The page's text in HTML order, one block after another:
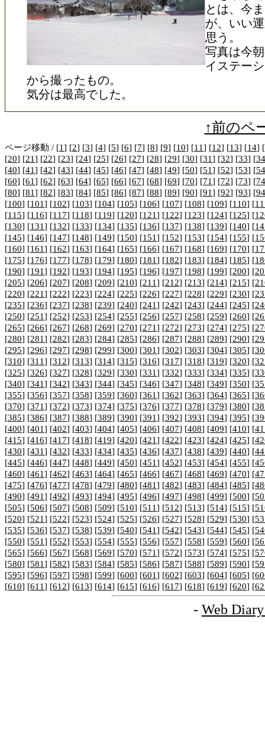
とは、今
が、いい
思う。
写真は今
イステー
から撮ったもの。
気分は最高でした。
↑前のペ
ページ移動 / [1] [2] [3] [4] [5] [6] [7] [8] [9] [10] [11] [12] [13] [14] [
[20] [21] [22] [23] [24] [25] [26] [27] [28] [29] [30] [31] [32] [33] [34
[40] [41] [42] [43] [44] [45] [46] [47] [48] [49] [50] [51] [52] [53] [54
[60] [61] [62] [63] [64] [65] [66] [67] [68] [69] [70] [71] [72] [73] [74
[80] [81] [82] [83] [84] [85] [86] [87] [88] [89] [90] [91] [92] [93] [94
[100] [101] [102] [103] [104] [105] [106] [107] [108] [109] [110] [
[115] [116] [117] [118] [119] [120] [121] [122] [123] [124] [125] [
[130] [131] [132] [133] [134] [135] [136] [137] [138] [139] [140] [
[145] [146] [147] [148] [149] [150] [151] [152] [153] [154] [155] [
[160] [161] [162] [163] [164] [165] [166] [167] [168] [169] [170] [
[175] [176] [177] [178] [179] [180] [181] [182] [183] [184] [185] [
[190] [191] [192] [193] [194] [195] [196] [197] [198] [199] [200] [
[205] [206] [207] [208] [209] [210] [211] [212] [213] [214] [215] [
[220] [221] [222] [223] [224] [225] [226] [227] [228] [229] [230] [
[235] [236] [237] [238] [239] [240] [241] [242] [243] [244] [245] [
[250] [251] [252] [253] [254] [255] [256] [257] [258] [259] [260] [
[265] [266] [267] [268] [269] [270] [271] [272] [273] [274] [275] [
[280] [281] [282] [283] [284] [285] [286] [287] [288] [289] [290] [
[295] [296] [297] [298] [299] [300] [301] [302] [303] [304] [305] [
[310] [311] [312] [313] [314] [315] [316] [317] [318] [319] [320] [
[325] [326] [327] [328] [329] [330] [331] [332] [333] [334] [335] [
[340] [341] [342] [343] [344] [345] [346] [347] [348] [349] [350] [
[355] [356] [357] [358] [359] [360] [361] [362] [363] [364] [365] [
[370] [371] [372] [373] [374] [375] [376] [377] [378] [379] [380] [
[385] [386] [387] [388] [389] [390] [391] [392] [393] [394] [395] [
[400] [401] [402] [403] [404] [405] [406] [407] [408] [409] [410] [
[415] [416] [417] [418] [419] [420] [421] [422] [423] [424] [425] [
[430] [431] [432] [433] [434] [435] [436] [437] [438] [439] [440] [
[445] [446] [447] [448] [449] [450] [451] [452] [453] [454] [455] [
[460] [461] [462] [463] [464] [465] [466] [467] [468] [469] [470] [
[475] [476] [477] [478] [479] [480] [481] [482] [483] [484] [485] [
[490] [491] [492] [493] [494] [495] [496] [497] [498] [499] [500] [
[505] [506] [507] [508] [509] [510] [511] [512] [513] [514] [515] [
[520] [521] [522] [523] [524] [525] [526] [527] [528] [529] [530] [
[535] [536] [537] [538] [539] [540] [541] [542] [543] [544] [545] [
[550] [551] [552] [553] [554] [555] [556] [557] [558] [559] [560] [
[565] [566] [567] [568] [569] [570] [571] [572] [573] [574] [575] [
[580] [581] [582] [583] [584] [585] [586] [587] [588] [589] [590] [
[595] [596] [597] [598] [599] [600] [601] [602] [603] [604] [605] [
[610] [611] [612] [613] [614] [615] [616] [617] [618] [619] [620] [
- Web